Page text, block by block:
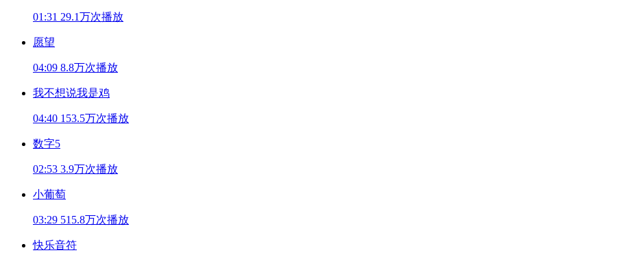
01:31 29.1万次播放
愿望
04:09 8.8万次播放
我不想说我是鸡
04:40 153.5万次播放
数字5
02:53 3.9万次播放
小葡萄
03:29 515.8万次播放
快乐音符